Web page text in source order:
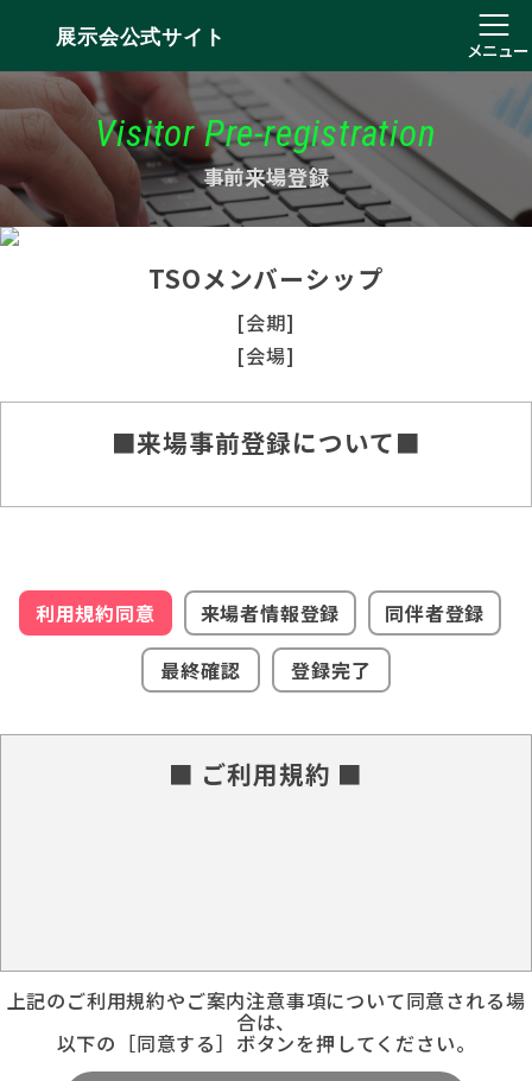
展示会公式サイト
メニュー
Visitor Pre-registration
事前来場登録
TSOメンバーシップ
[会期]
[会場]
■来場事前登録について■
利用規約同意 来場者情報登録
同伴者登録
最終確認
登録完了
■ ご利用規約 ■
上記のご利用規約やご案内注意事項について同意される場
合は、
以下の［同意する］ボタンを押してください。